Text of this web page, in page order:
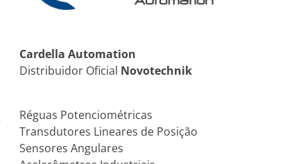
Cardella Automation
Distribuidor Oficial Novotechnik
Réguas Potenciométricas
Transdutores Lineares de Posição
Sensores Angulares